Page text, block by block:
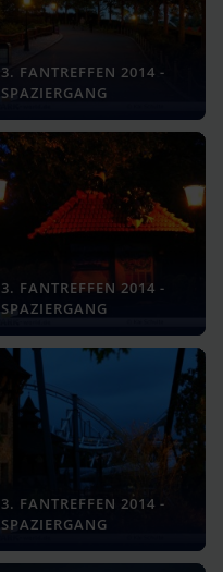
3. FANTREFFEN 2014 -
SPAZIERGANG
3. FANTREFFEN 2014 -
SPAZIERGANG
3. FANTREFFEN 2014 -
SPAZIERGANG